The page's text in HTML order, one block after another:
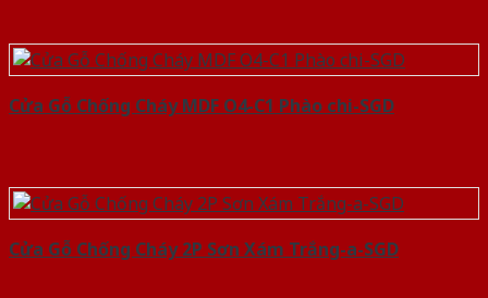
Cửa Gỗ Chống Cháy MDF O4-C1 Phào chi-SGD
Cửa Gỗ Chống Cháy 2P Sơn Xám Trắng-a-SGD